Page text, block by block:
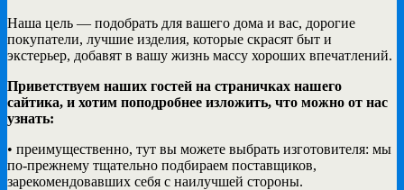
Наша цель — подобрать для вашего дома и вас, дорогие
покупатели, лучшие изделия, которые скрасят быт и
экстерьер, добавят в вашу жизнь массу хороших впечатлений.
Приветствуем наших гостей на страничках нашего
сайтика, и хотим поподробнее изложить, что можно от нас
узнать:
• преимущественно, тут вы можете выбрать изготовителя: мы
по-прежнему тщательно подбираем поставщиков,
зарекомендовавших себя с наилучшей стороны.